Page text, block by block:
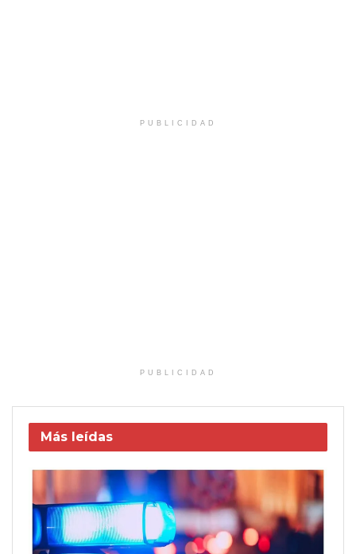
PUBLICIDAD
PUBLICIDAD
Más leídas